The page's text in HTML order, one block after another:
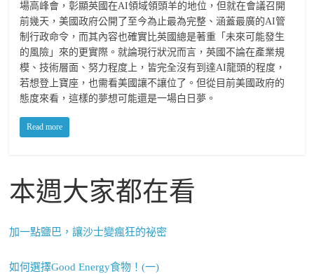
場高峰會，彰顯英國在AI領域領頭羊的地位，但就在會議召開
前幾天，美國政府公開了至今為止最為完整、涵蓋最廣的AI管
制行政命令，而其內容也確實比英國總是著重「未來可能發生
的風險」來的更實際。就論現行狀況而言，英國不論在產業規
模、技術層面、努力程度上，皆完全沒有到達AI龍頭的程度，
若想登上寶座，也需看美國讓不讓位了。但從目前美國政府的
態度來看，這樣的夢想可能還是一場白日夢。
Read more
本週大家都在看
加一點鹽巴，讓沙士變瘋狂的祕密
如何選擇Good Energy食物！(一)